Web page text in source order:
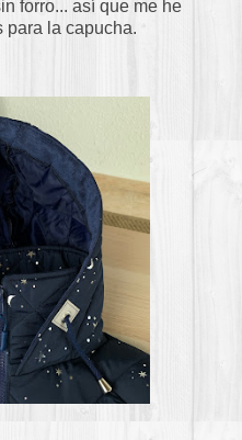
forro... así que me he
para la capucha.